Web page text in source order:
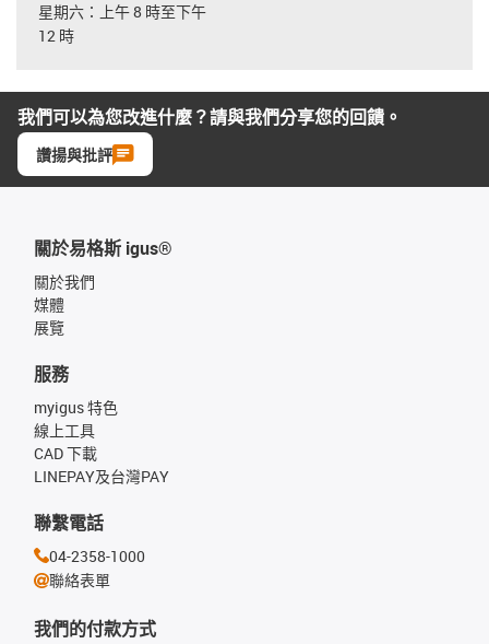
星期六：上午 8 時至下午
12 時
我們可以為您改進什麼？請與我們分享您的回饋。
讚揚與批評
關於易格斯 igus®
關於我們
媒體
展覽
我們的付款方式
服務
myigus 特色
線上工具
CAD 下載
LINEPAY及台灣PAY
聯繫電話
04-2358-1000
聯絡表單